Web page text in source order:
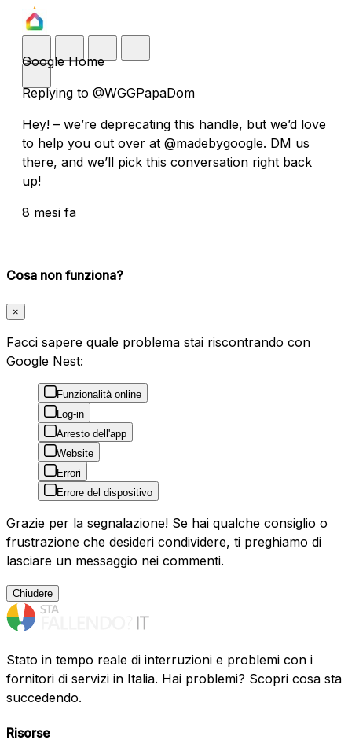
Google Home
Replying to @WGGPapaDom
Hey! – we’re deprecating this handle, but we’d love
to help you out over at @madebygoogle. DM us
there, and we’ll pick this conversation right back
up!
8 mesi fa
Cosa non funziona?
×
Facci sapere quale problema stai riscontrando con
Google Nest:
Funzionalità online
Log-in
Arresto dell'app
Website
Errori
Errore del dispositivo
Grazie per la segnalazione! Se hai qualche consiglio o
frustrazione che desideri condividere, ti preghiamo di
lasciare un messaggio nei commenti.
Chiudere
Stato in tempo reale di interruzioni e problemi con i
fornitori di servizi in Italia. Hai problemi? Scopri cosa sta
succedendo.
Risorse